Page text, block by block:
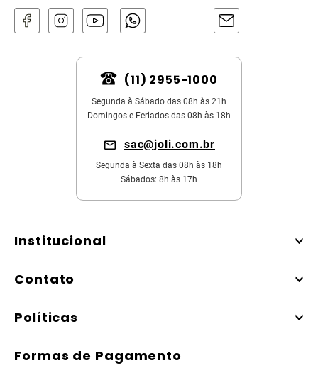
(11) 2955-1000
Segunda à Sábado das 08h às 21h
Domingos e Feriados das 08h às 18h
sac@joli.com.br
Segunda à Sexta das 08h às 18h
Sábados: 8h às 17h
Institucional
Contato
Políticas
Formas de Pagamento